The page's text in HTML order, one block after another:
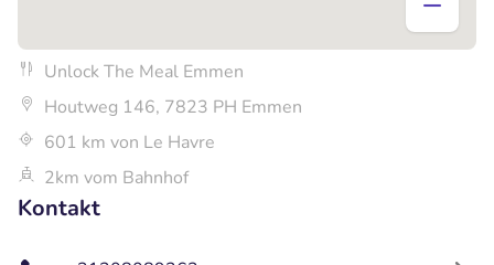
Unlock The Meal Emmen
Houtweg 146, 7823 PH Emmen
601 km von Le Havre
2km vom Bahnhof
Kontakt